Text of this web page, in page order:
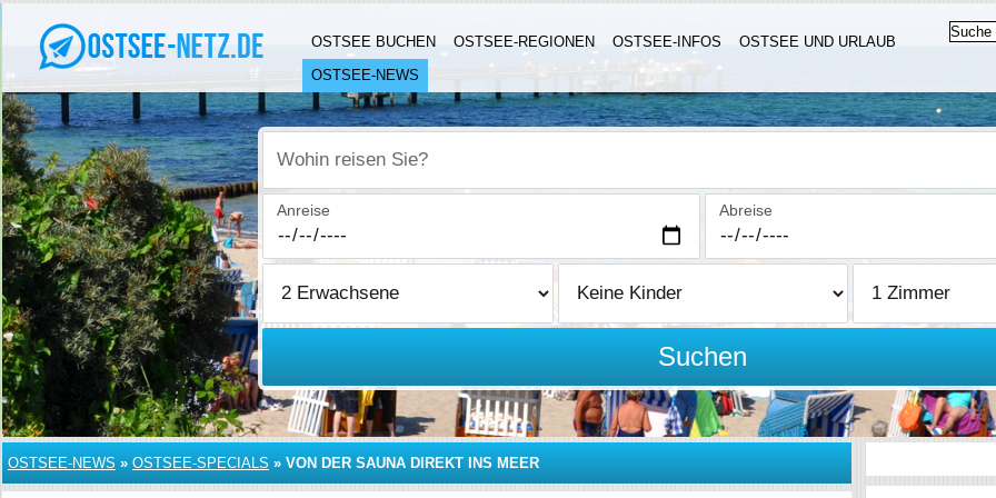
OSTSEE BUCHEN OSTSEE-REGIONEN OSTSEE-INFOS
OSTSEE UND URLAUB
OSTSEE-NEWS
Wohin reisen Sie?
Anreise Abreise
Suchen
OSTSEE-NEWS » OSTSEE-SPECIALS » VON DER SAUNA DIREKT INS MEER